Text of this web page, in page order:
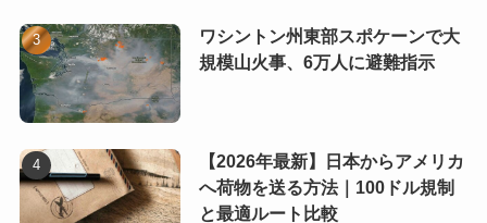
ワシントン州東部スポケーンで大
規模山火事、6万人に避難指示
【2026年最新】日本からアメリカ
へ荷物を送る方法｜100ドル規制
と最適ルート比較